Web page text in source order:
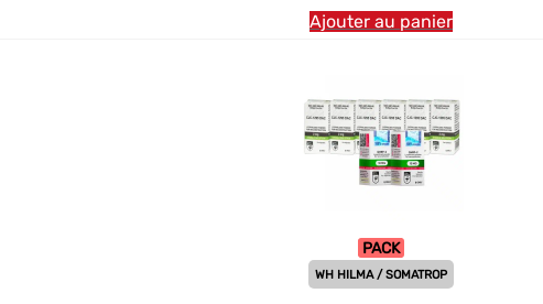
était :
est :
Ajouter au panier
PACK
WH HILMA / SOMATROP